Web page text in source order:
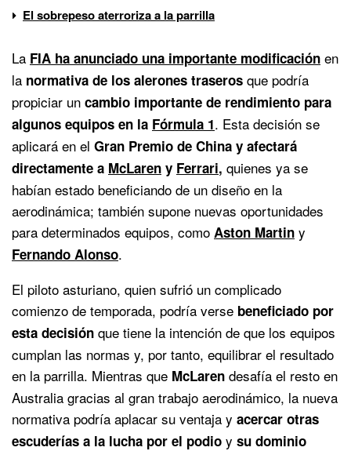
El sobrepeso aterroriza a la parrilla
La FIA ha anunciado una importante modificación en
la normativa de los alerones traseros que podría
propiciar un cambio importante de rendimiento para
algunos equipos en la Fórmula 1. Esta decisión se
aplicará en el Gran Premio de China y afectará
directamente a McLaren y Ferrari, quienes ya se
habían estado beneficiando de un diseño en la
aerodinámica; también supone nuevas oportunidades
para determinados equipos, como Aston Martin y
Fernando Alonso.
El piloto asturiano, quien sufrió un complicado
comienzo de temporada, podría verse beneficiado por
esta decisión que tiene la intención de que los equipos
cumplan las normas y, por tanto, equilibrar el resultado
en la parrilla. Mientras que McLaren desafía el resto en
Australia gracias al gran trabajo aerodinámico, la nueva
normativa podría aplacar su ventaja y acercar otras
escuderías a la lucha por el podio y su dominio